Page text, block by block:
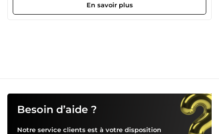
En savoir plus
Besoin d’aide ?
Notre service clients est à votre disposition